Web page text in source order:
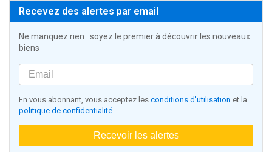
Recevez des alertes par email
Ne manquez rien : soyez le premier à découvrir les nouveaux
biens
En vous abonnant, vous acceptez les conditions d'utilisation et la
politique de confidentialité
Recevoir les alertes